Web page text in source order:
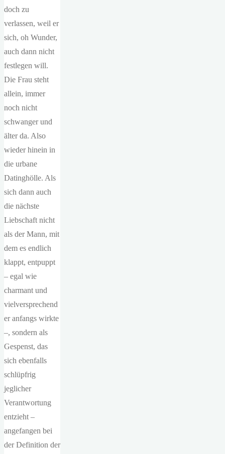
doch zu
verlassen, weil er
sich, oh Wunder,
auch dann nicht
festlegen will.
Die Frau steht
allein, immer
noch nicht
schwanger und
älter da. Also
wieder hinein in
die urbane
Datinghölle. Als
sich dann auch
die nächste
Liebschaft nicht
als der Mann, mit
dem es endlich
klappt, entpuppt
– egal wie
charmant und
vielversprechend
er anfangs wirkte
–, sondern als
Gespenst, das
sich ebenfalls
schlüpfrig
jeglicher
Verantwortung
entzieht –
angefangen bei
der Definition der